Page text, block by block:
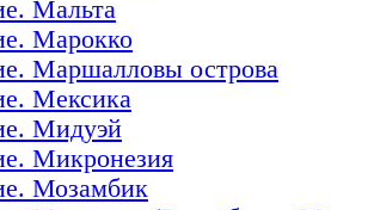
Мальта
Марокко
Маршалловы острова
Мексика
Мидуэй
Микронезия
Мозамбик